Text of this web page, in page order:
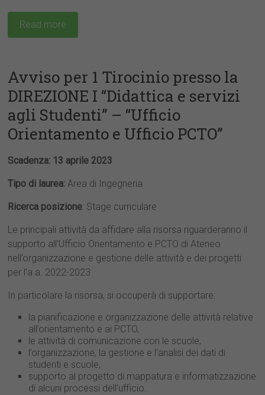
Read more
Avviso per 1 Tirocinio presso la
DIREZIONE I “Didattica e servizi
agli Studenti” – “Ufficio
Orientamento e Ufficio PCTO”
Scadenza: 13 aprile 2023
Tipo di laurea:Area di Ingegneria
Ricerca posizione: Stage curriculare
Le principali attività da affidare alla risorsa riguarderanno il
supporto all’Ufficio Orientamento e PCTO di Ateneo
nell’organizzazione e gestione delle attività e dei progetti
per l’a.a. 2022-2023
In particolare la risorsa, si occuperà di supportare:
la pianificazione e organizzazione delle attività relative
all’orientamento e ai PCTO,
le attività di comunicazione con le scuole,
l’organizzazione, la gestione e l’analisi dei dati di
studenti e scuole,
supporto al progetto di mappatura e informatizzazione
di alcuni processi dell’ufficio.